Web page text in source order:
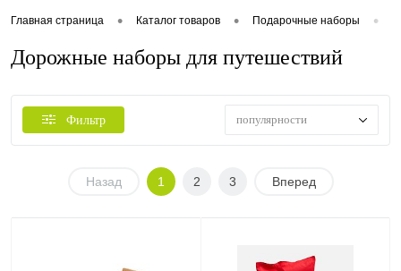
Главная страница • Каталог товаров • Подарочные наборы •
Дорожные наборы для путешествий
Фильтр популярности
Назад 1 2 3 Вперед